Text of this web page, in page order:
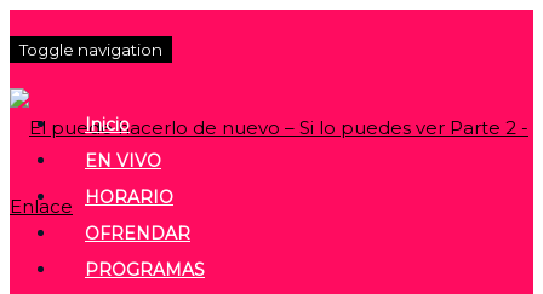
Toggle navigation
Inicio
EN VIVO
HORARIO
OFRENDAR
PROGRAMAS